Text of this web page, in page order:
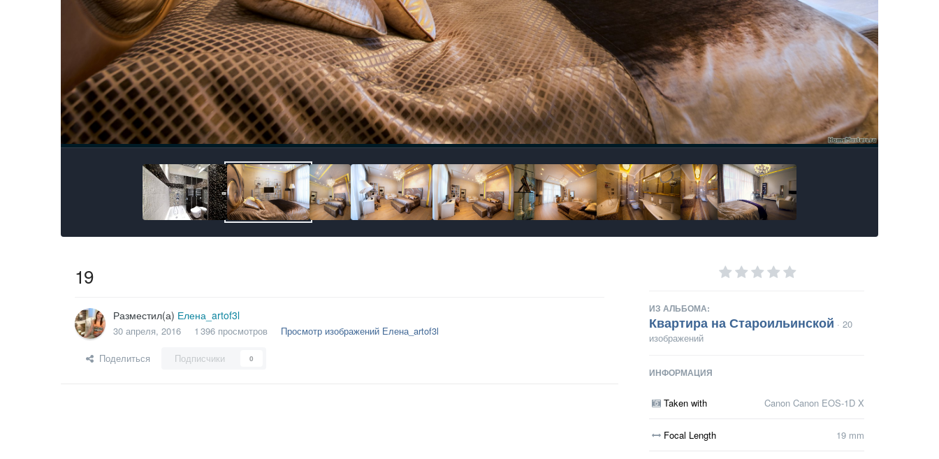
19
Разместил(а) Елена_artof3l
30 апреля, 2016 1 396 просмотров Просмотр изображений Елена_artof3l
Поделиться Подписчики 0
ИЗ АЛЬБОМА:
Квартира на Староильинской · 20
изображений
ИНФОРМАЦИЯ
Taken with Canon Canon EOS-1D X
Focal Length 19 mm